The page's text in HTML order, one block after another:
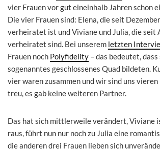
vier Frauen vor gut eineinhalb Jahren schon
Die vier Frauen sind: Elena, die seit
verheiratet ist und Viviane und Julia, die seit
verheiratet sind. Bei unserem letzten
Frauen noch Polyfidelity – das bedeutet, dass
sogenanntes geschlossenes Quad bildeten.
vier waren zusammen und wir sind uns
treu, es gab keine weiteren Partner.
Das hat sich mittlerweile verändert, Viviane
raus, führt nun nur noch zu Julia eine
die anderen drei Frauen lieben sich